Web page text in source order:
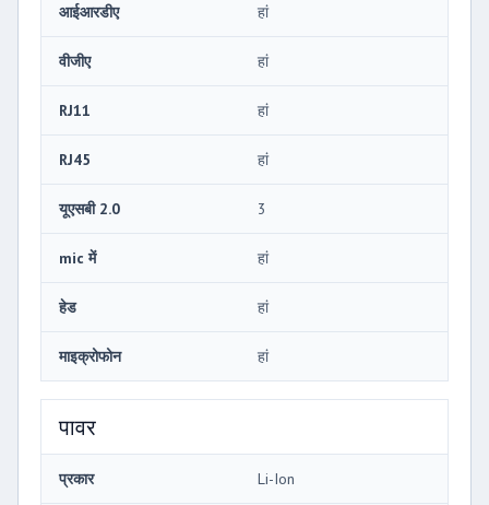
आईआरडीए हां
वीजीए हां
RJ11 हां
RJ45 हां
यूएसबी 2.0 3
mic में हां
हेड हां
माइक्रोफोन हां
पावर
प्रकार Li-Ion